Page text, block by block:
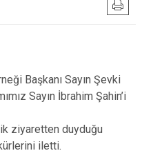
TaşköprüBaşkanı Sayın Şevki
Sayın İbrahim Şahin’i
ziyaretten duyduğu
iletti.